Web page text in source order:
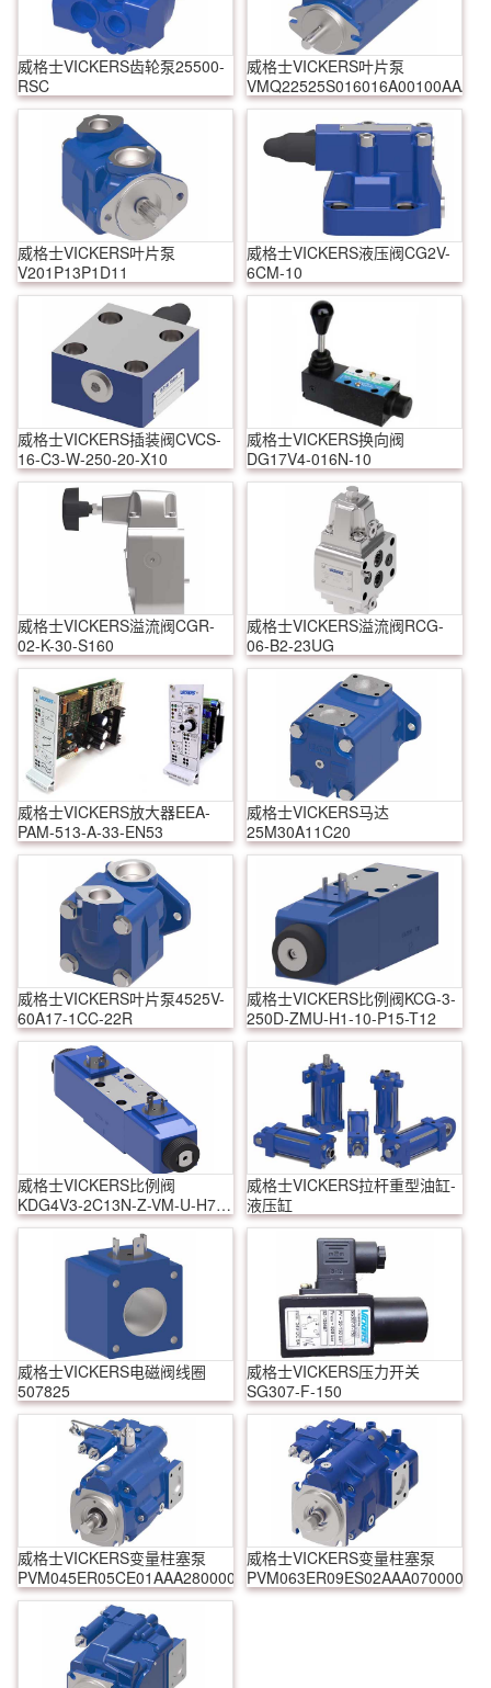
威格士VICKERS齿轮泵25500-
RSC
威格士VICKERS叶片泵
威格士VICKERS叶片泵
V201P13P1D11
威格士VICKERS液压阀CG2V-
6CM-10
威格士VICKERS插装阀CVCS-
16-C3-W-250-20-X10
威格士VICKERS换向阀
DG17V4-016N-10
威格士VICKERS溢流阀CGR-
02-K-30-S160
威格士VICKERS溢流阀RCG-
06-B2-23UG
威格士VICKERS放大器EEA-
PAM-513-A-33-EN53
威格士VICKERS马达
25M30A11C20
威格士VICKERS叶片泵4525V-
60A17-1CC-22R
威格士VICKERS比例阀KCG-3-
250D-ZMU-H1-10-P15-T12
威格士VICKERS比例阀
KDG4V3-2C13N-Z-VM-U-H7-
60
威格士VICKERS拉杆重型油缸-
液压缸
威格士VICKERS电磁阀线圈
507825
威格士VICKERS压力开关
SG307-F-150
威格士VICKERS变量柱塞泵
PVM045ER05CE01AAA28000000A0A
威格士VICKERS变量柱塞泵